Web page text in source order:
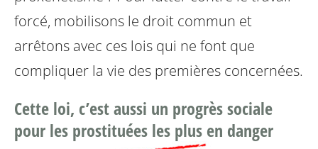
forcé, mobilisons le droit commun et
arrêtons avec ces lois qui ne font que
compliquer la vie des premières concernées.
Cette loi, c’est aussi un progrès sociale
pour les prostituées les plus en danger